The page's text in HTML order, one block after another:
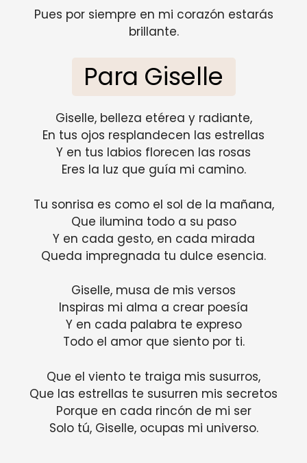
Pues por siempre en mi corazón estarás
brillante.
Para Giselle
Giselle, belleza etérea y radiante,
En tus ojos resplandecen las estrellas
Y en tus labios florecen las rosas
Eres la luz que guía mi camino.
Tu sonrisa es como el sol de la mañana,
Que ilumina todo a su paso
Y en cada gesto, en cada mirada
Queda impregnada tu dulce esencia.
Giselle, musa de mis versos
Inspiras mi alma a crear poesía
Y en cada palabra te expreso
Todo el amor que siento por ti.
Que el viento te traiga mis susurros,
Que las estrellas te susurren mis secretos
Porque en cada rincón de mi ser
Solo tú, Giselle, ocupas mi universo.